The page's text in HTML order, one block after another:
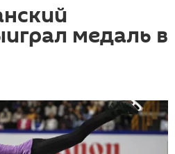
медаль в